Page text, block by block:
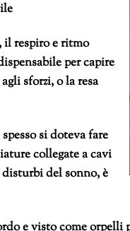
il respiro e ritmo
per capire
sforzi, o la resa
si doteva fare
collegate a cavi
del sonno, è
e visto come